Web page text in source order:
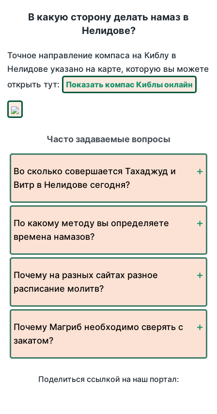
В какую сторону делать намаз в
Нелидове?
Точное направление компаса на Киблу в
Нелидове указано на карте, которую вы можете
открыть тут:
Показать компас Киблы онлайн
Часто задаваемые вопросы
Во сколько совершается Тахаджуд и
Витр в Нелидове сегодня?
По какому методу вы определяете
времена намазов?
Почему на разных сайтах разное
расписание молитв?
Почему Магриб необходимо сверять с
закатом?
Поделиться ссылкой на наш портал: